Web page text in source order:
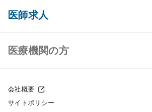
クリニック開業 TOP
クリニック物件検索
クリニックの開業スタイル
医師求人
医師求人 TOP
常勤求人検索
非常勤求人検索
医療機関の方
採用をお考えの医療機関の方
会社概要
サイトポリシー